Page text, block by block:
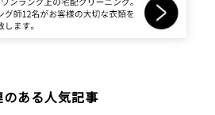
のある人気記事